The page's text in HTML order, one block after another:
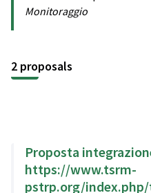
Monitoraggio
2 proposals
Proposta
https://www.tsrm-
pstrp.org/